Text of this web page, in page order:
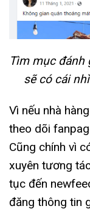
Tìm mục đánh
sẽ có cái
Vì nếu nhà
theo dõi
Cũng chính vì
xuyên tương
tục đến
đăng thông tin